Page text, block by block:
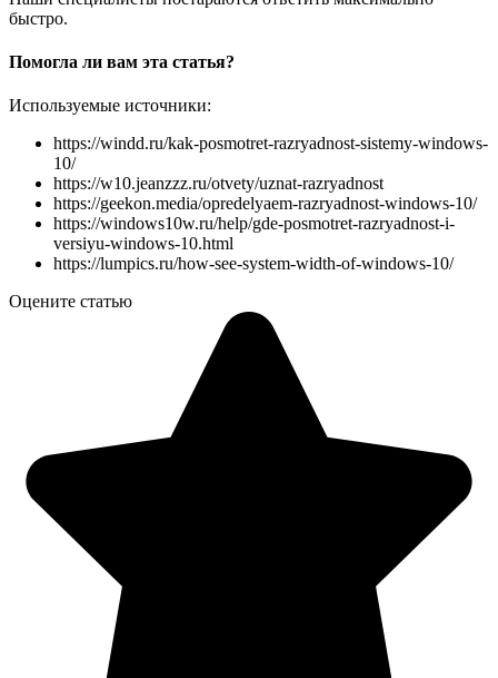
быстро.
Помогла ли вам эта статья?
Используемые источники:
https://windd.ru/kak-posmotret-razryadnost-sistemy-windows-
10/
https://w10.jeanzzz.ru/otvety/uznat-razryadnost
https://geekon.media/opredelyaem-razryadnost-windows-10/
https://windows10w.ru/help/gde-posmotret-razryadnost-i-
versiyu-windows-10.html
https://lumpics.ru/how-see-system-width-of-windows-10/
Оцените статью